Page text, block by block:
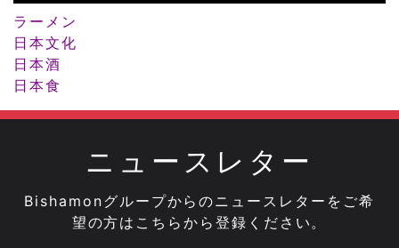
ラーメン
日本文化
日本酒
日本食
ニュースレター
Bishamonグループからのニュースレターをご希
望の方はこちらから登録ください。